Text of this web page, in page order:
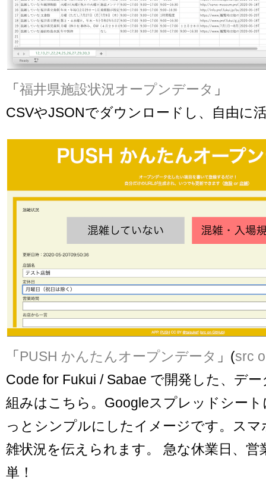
「福井県施設状況オープンデータ 」
CSVやJSONでダウンロードし、自由に
「PUSH かんたんオープンデータ 」(src
Code for Fukui / Sabae で開発した、デ
組みはこちら。Googleスプレッドシー
っとシンプルにしたイメージです。スマ
雑状況を伝えられます。 急な休業日、営
単！